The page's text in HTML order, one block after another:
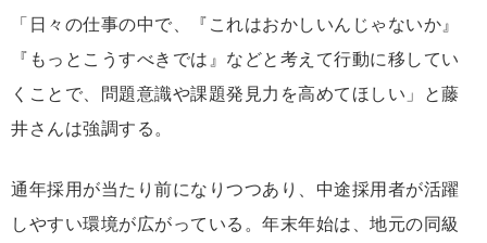
「日々の仕事の中で、『これはおかしいんじゃないか』
『もっとこうすべきでは』などと考えて行動に移してい
くことで、問題意識や課題発見力を高めてほしい」と藤
井さんは強調する。
通年採用が当たり前になりつつあり、中途採用者が活躍
しやすい環境が広がっている。年末年始は、地元の同級